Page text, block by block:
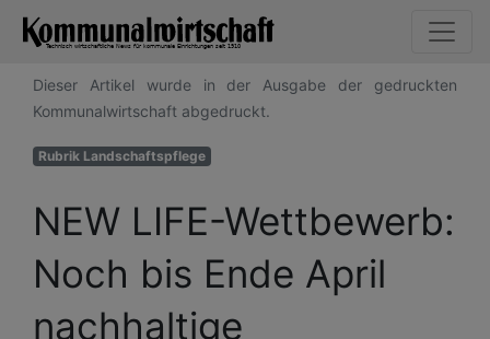
Dieser Artikel wurde in der Ausgabe der gedruckten
Kommunalwirtschaft abgedruckt.
Rubrik Landschaftspflege
NEW LIFE-Wettbewerb:
Noch bis Ende April
nachhaltige